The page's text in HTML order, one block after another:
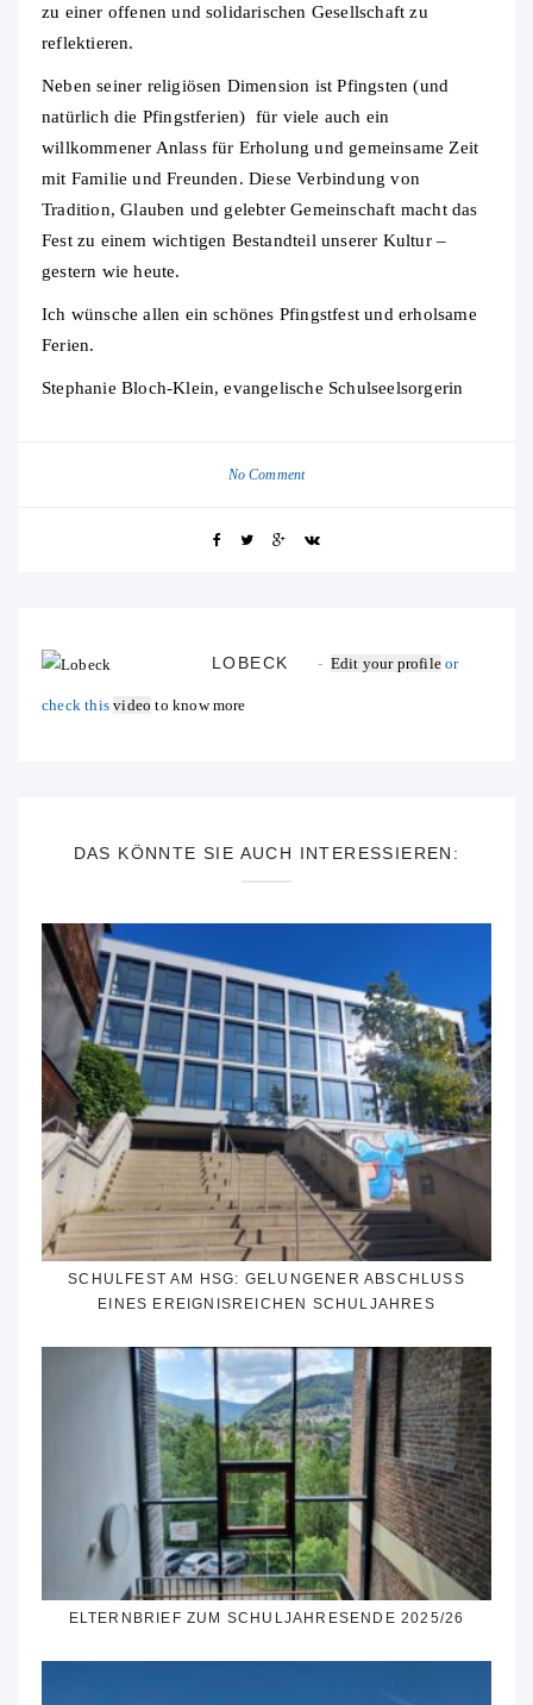
zu einer offenen und solidarischen Gesellschaft zu
reflektieren.
Neben seiner religiösen Dimension ist Pfingsten (und
natürlich die Pfingstferien) für viele auch ein
willkommener Anlass für Erholung und gemeinsame Zeit
mit Familie und Freunden. Diese Verbindung von
Tradition, Glauben und gelebter Gemeinschaft macht das
Fest zu einem wichtigen Bestandteil unserer Kultur –
gestern wie heute.
Ich wünsche allen ein schönes Pfingstfest und erholsame
Ferien.
Stephanie Bloch-Klein, evangelische Schulseelsorgerin
No Comment
LOBECK Edit your profileor
check thisvideo to know more
DAS KÖNNTE SIE AUCH INTERESSIEREN:
SCHULFEST AM HSG: GELUNGENER ABSCHLUSS
EINES EREIGNISREICHEN SCHULJAHRES
ELTERNBRIEF ZUM SCHULJAHRESENDE 2025/26